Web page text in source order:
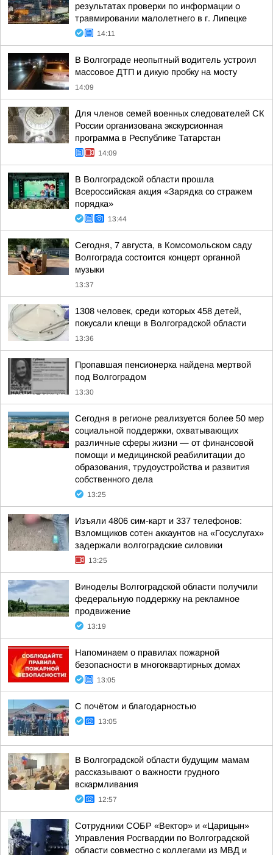
результатах проверки по информации о
травмировании малолетнего в г. Липецке
14:11
В Волгограде неопытный водитель устроил
массовое ДТП и дикую пробку на мосту
14:09
Для членов семей военных следователей СК
России организована экскурсионная
программа в Республике Татарстан
14:09
В Волгоградской области прошла
Всероссийская акция «Зарядка со стражем
порядка»
13:44
Сегодня, 7 августа, в Комсомольском саду
Волгограда состоится концерт органной
музыки
13:37
1308 человек, среди которых 458 детей,
покусали клещи в Волгоградской области
13:36
Пропавшая пенсионерка найдена мертвой
под Волгоградом
13:30
Сегодня в регионе реализуется более 50 мер
социальной поддержки, охватывающих
различные сферы жизни — от финансовой
помощи и медицинской реабилитации до
образования, трудоустройства и развития
собственного дела
13:25
Изъяли 4806 сим-карт и 337 телефонов:
Взломщиков сотен аккаунтов на «Госуслугах»
задержали волгоградские силовики
13:25
Виноделы Волгоградской области получили
федеральную поддержку на рекламное
продвижение
13:19
Напоминаем о правилах пожарной
безопасности в многоквартирных домах
13:05
С почётом и благодарностью
13:05
В Волгоградской области будущим мамам
рассказывают о важности грудного
вскармливания
12:57
Сотрудники СОБР «Вектор» и «Царицын»
Управления Росгвардии по Волгоградской
области совместно с коллегами из МВД и